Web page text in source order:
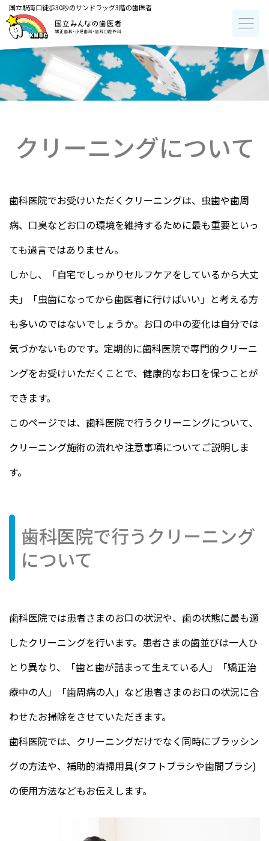
国立駅南口徒歩30秒のサンドラッグ3階の歯医者
クリーニングについて
歯科医院でお受けいただくクリーニングは、虫歯や歯周
病、口臭などお口の環境を維持するために最も重要といっ
ても過言ではありません。
しかし、「自宅でしっかりセルフケアをしているから大丈
夫」「虫歯になってから歯医者に行けばいい」と考える方
も多いのではないでしょうか。お口の中の変化は自分では
気づかないものです。定期的に歯科医院で専門的クリーニ
ングをお受けいただくことで、健康的なお口を保つことが
できます。
このページでは、歯科医院で行うクリーニングについて、
クリーニング施術の流れや注意事項についてご説明しま
す。
歯科医院で行うクリーニング
について
歯科医院では患者さまのお口の状況や、歯の状態に最も適
したクリーニングを行います。患者さまの歯並びは一人ひ
とり異なり、「歯と歯が詰まって生えている人」「矯正治
療中の人」「歯周病の人」など患者さまのお口の状況に合
わせたお掃除をさせていただきます。
歯科医院では、クリーニングだけでなく同時にブラッシン
グの方法や、補助的清掃用具(タフトブラシや歯間ブラシ)
の使用方法などもお伝えします。